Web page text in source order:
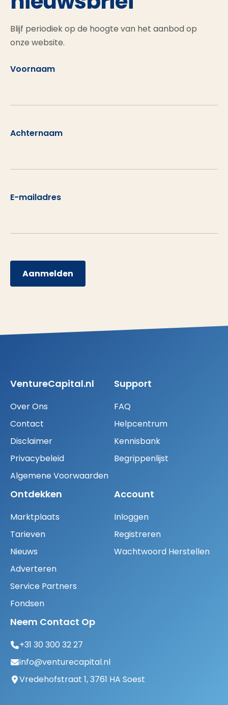
Blijf periodiek op de hoogte van het aanbod op
onze website.
Voornaam
Achternaam
E-mailadres
Aanmelden
VentureCapital.nl
Over Ons
Contact
Disclaimer
Privacybeleid
Algemene Voorwaarden
Support
FAQ
Helpcentrum
Kennisbank
Begrippenlijst
Ontdekken
Marktplaats
Tarieven
Nieuws
Adverteren
Service Partners
Fondsen
Account
Inloggen
Registreren
Wachtwoord Herstellen
Neem Contact Op
+31 30 300 32 27
info@venturecapital.nl
Vredehofstraat 1, 3761 HA Soest